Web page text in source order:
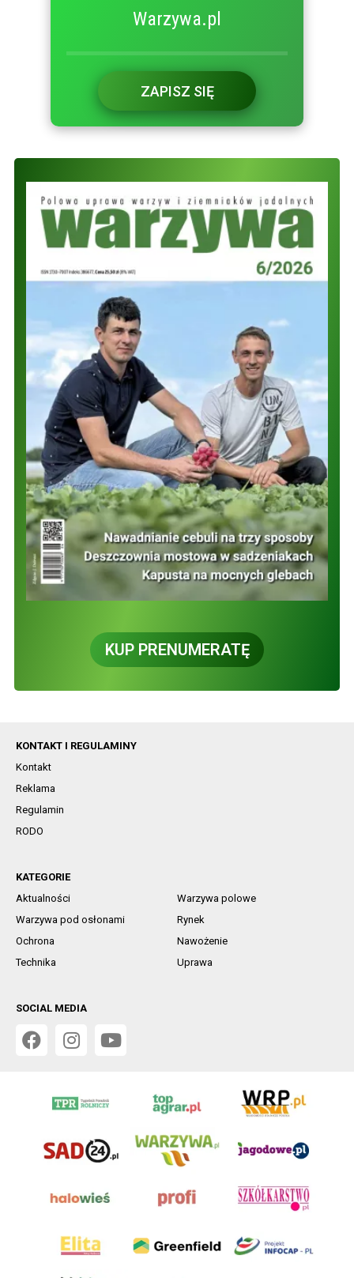
Warzywa.pl
ZAPISZ SIĘ
KUP PRENUMERATĘ
KONTAKT I REGULAMINY
Kontakt
Reklama
Regulamin
RODO
KATEGORIE
Aktualności
Warzywa polowe
Warzywa pod osłonami
Rynek
Ochrona
Nawożenie
Technika
Uprawa
SOCIAL MEDIA